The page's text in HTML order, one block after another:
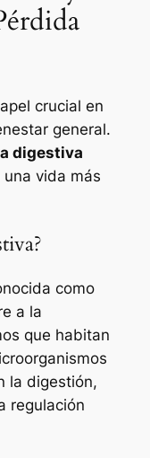
crucial en
general.
digestiva
vida más
como
a la
que habitan
la digestión,
regulación